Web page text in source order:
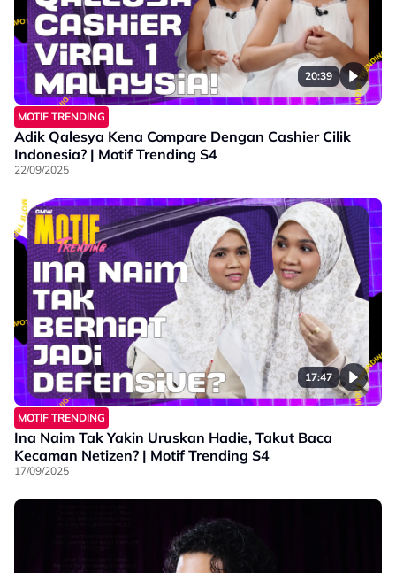
20:39
MOTIF TRENDING
Adik Qalesya Kena Compare Dengan Cashier Cilik
Indonesia? | Motif Trending S4
22/09/2025
17:47
MOTIF TRENDING
Ina Naim Tak Yakin Uruskan Hadie, Takut Baca
Kecaman Netizen? | Motif Trending S4
17/09/2025